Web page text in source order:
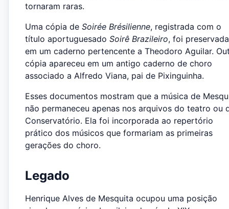
tornaram raras.
Uma cópia de Soirée Brésilienne, registrada com o
título aportuguesado Soirê Brazileiro, foi preservada
em um caderno pertencente a Theodoro Aguilar.
cópia apareceu em um antigo caderno de choro
associado a Alfredo Viana, pai de Pixinguinha.
Esses documentos mostram que a música de
não permaneceu apenas nos arquivos do teatro ou
Conservatório. Ela foi incorporada ao repertório
prático dos músicos que formariam as primeiras
gerações do choro.
Legado
Henrique Alves de Mesquita ocupou uma posição